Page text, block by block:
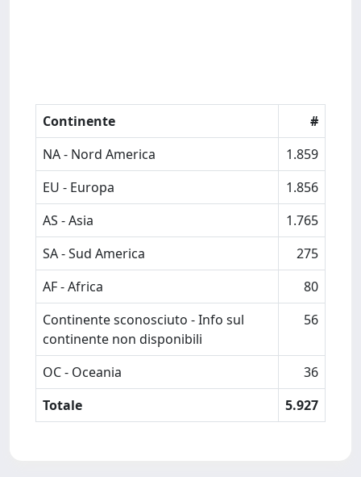
Continente
#
NA - Nord America
1.859
EU - Europa
1.856
AS - Asia
1.765
SA - Sud America
275
AF - Africa
80
Continente sconosciuto - Info sul
continente non disponibili
56
OC - Oceania
36
Totale
5.927